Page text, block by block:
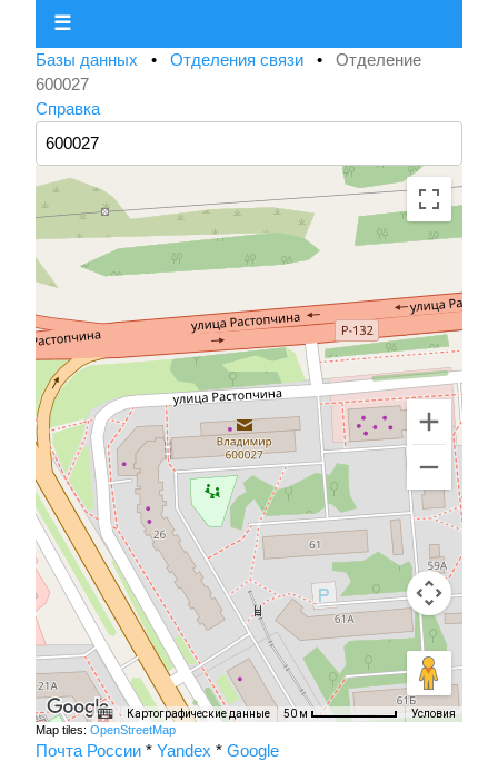
☰
Базы данных • Отделения связи • Отделение
600027
Справка
Картографические данные 50 м Условия
Map tiles: OpenStreetMap
Почта России * Yandex * Google